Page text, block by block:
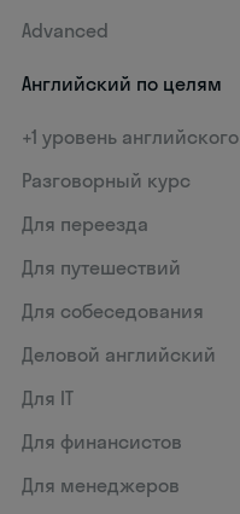
Advanced
Английский по целям
+1 уровень английского
Разговорный курс
Для переезда
Для путешествий
Для собеседования
Деловой английский
Для IT
Для финансистов
Для менеджеров